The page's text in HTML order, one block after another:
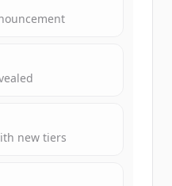
new tiers